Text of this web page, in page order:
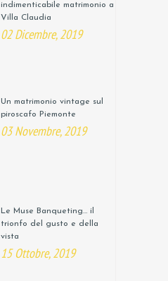
indimenticabile matrimonio a
Villa Claudia
02 Dicembre, 2019
Un matrimonio vintage sul
piroscafo Piemonte
03 Novembre, 2019
Le Muse Banqueting… il
trionfo del gusto e della
vista
15 Ottobre, 2019